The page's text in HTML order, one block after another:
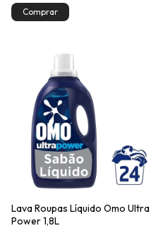
Lava Roupas Líquido Omo Ultra
Power 1,8L